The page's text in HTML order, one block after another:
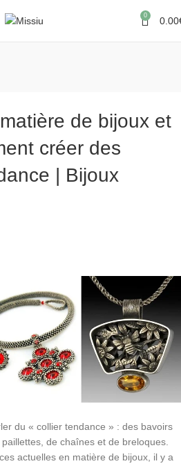
0 0.00
de bijoux et
créer des
| Bijoux
du « collier tendance » : des bavoirs
de chaînes et de breloques.
actuelles en matière de bijoux, il y a